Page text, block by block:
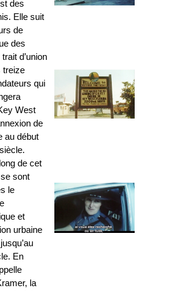
des
Elle suit
de
des
d’union
treize
qui
West
de
au début
siècle.
de cet
sont
le
et
urbaine
En
la